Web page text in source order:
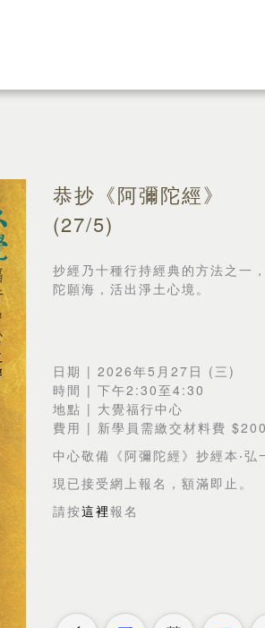
恭抄《阿彌陀經》
(27/5)
抄經乃十種行持經典的方法之一
陀願海，活出淨土心境。
日期 | 2026年5月27日 (三)
時間 | 下午2:30至4:30
地點 | 大覺福行中心
費用 | 新學員需繳交材料費 $200
中心敬備《阿彌陀經》抄經本‧弘
現已接受網上報名，額滿即止。
請按這裡報名